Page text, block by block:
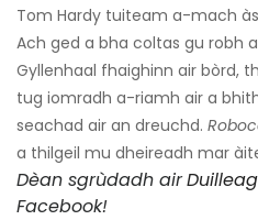
Tom Hardy tuiteam a-mach às
Ach ged a bha coltas gu robh
Gyllenhaal fhaighinn air bòrd,
tug iomradh a-riamh air a
seachad air an dreuchd.
a thilgeil mu dheireadh mar
Dèan sgrùdadh air
Facebook!